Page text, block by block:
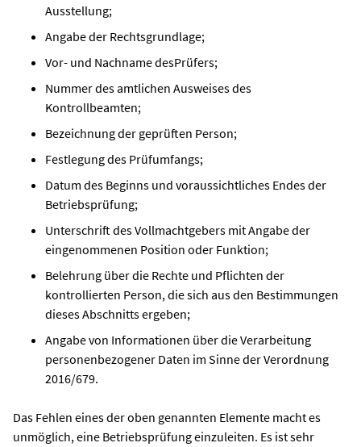
Ausstellung;
Angabe der Rechtsgrundlage;
Vor- und Nachname desPrüfers;
Nummer des amtlichen Ausweises des
Kontrollbeamten;
Bezeichnung der geprüften Person;
Festlegung des Prüfumfangs;
Datum des Beginns und voraussichtliches Endes der
Betriebsprüfung;
Unterschrift des Vollmachtgebers mit Angabe der
eingenommenen Position oder Funktion;
Belehrung über die Rechte und Pflichten der
kontrollierten Person, die sich aus den Bestimmungen
dieses Abschnitts ergeben;
Angabe von Informationen über die Verarbeitung
personenbezogener Daten im Sinne der Verordnung
2016/679.
Das Fehlen eines der oben genannten Elemente macht es
unmöglich, eine Betriebsprüfung einzuleiten. Es ist sehr